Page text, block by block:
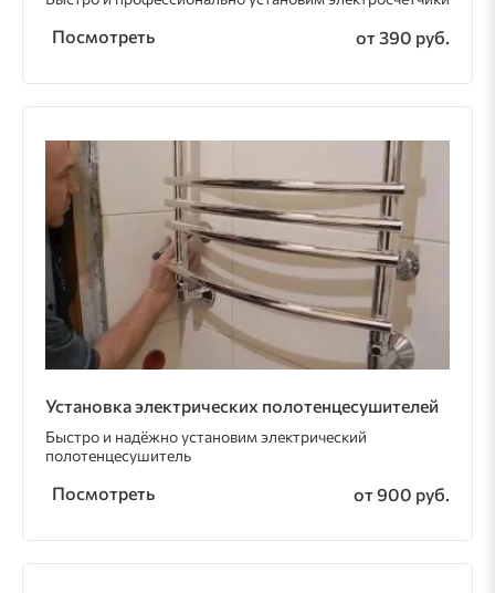
Посмотреть от 390 руб.
Установка электрических полотенцесушителей
Быстро и надёжно установим электрический
полотенцесушитель
Посмотреть от 900 руб.